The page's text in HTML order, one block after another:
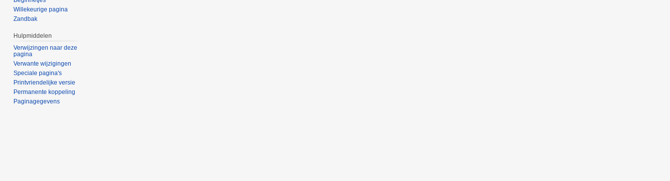
Willekeurige pagina
Zandbak
Hulpmiddelen
Verwijzingen naar deze
pagina
Verwante wijzigingen
Speciale pagina's
Printvriendelijke versie
Permanente koppeling
Paginagegevens